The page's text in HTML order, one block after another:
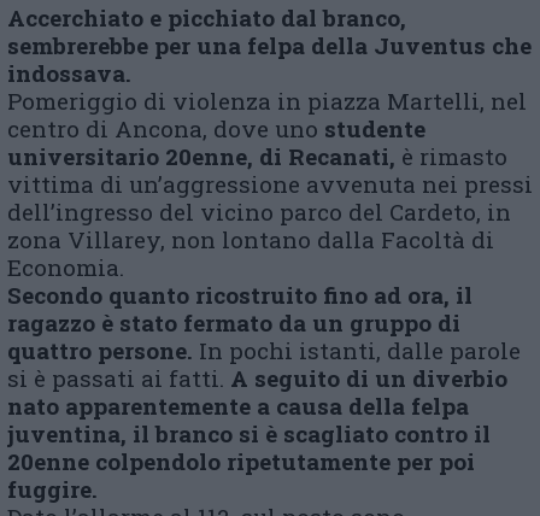
Accerchiato e picchiato dal branco,
sembrerebbe per una felpa della Juventus che
indossava.
Pomeriggio di violenza in piazza Martelli, nel
centro di Ancona, dove uno studente
universitario 20enne, di Recanati, è rimasto
vittima di un’aggressione avvenuta nei pressi
dell’ingresso del vicino parco del Cardeto, in
zona Villarey, non lontano dalla Facoltà di
Economia.
Secondo quanto ricostruito fino ad ora, il
ragazzo è stato fermato da un gruppo di
quattro persone. In pochi istanti, dalle parole
si è passati ai fatti. A seguito di un diverbio
nato apparentemente a causa della felpa
juventina, il branco si è scagliato contro il
20enne colpendolo ripetutamente per poi
fuggire.